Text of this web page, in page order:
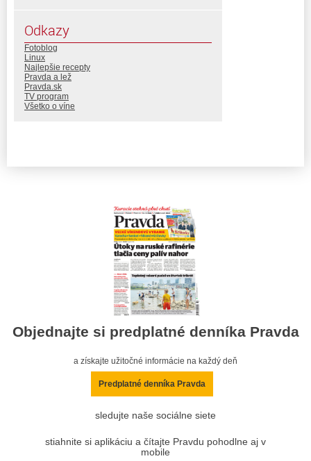
Odkazy
Fotoblog
Linux
Najlepšie recepty
Pravda a lež
Pravda.sk
TV program
Všetko o víne
Objednajte si predplatné denníka Pravda
a získajte užitočné informácie na každý deň
Predplatné denníka Pravda
sledujte naše sociálne siete
stiahnite si aplikáciu a čítajte Pravdu pohodlne aj v
mobile